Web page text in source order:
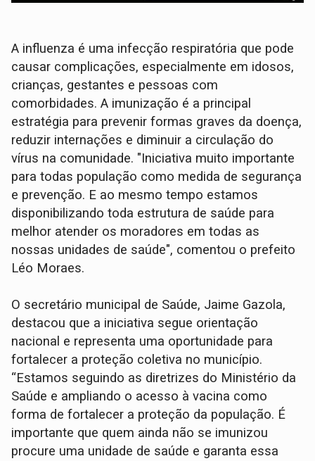
A influenza é uma infecção respiratória que pode
causar complicações, especialmente em idosos,
crianças, gestantes e pessoas com
comorbidades. A imunização é a principal
estratégia para prevenir formas graves da doença,
reduzir internações e diminuir a circulação do
vírus na comunidade. "Iniciativa muito importante
para todas população como medida de segurança
e prevenção. E ao mesmo tempo estamos
disponibilizando toda estrutura de saúde para
melhor atender os moradores em todas as
nossas unidades de saúde", comentou o prefeito
Léo Moraes.
O secretário municipal de Saúde, Jaime Gazola,
destacou que a iniciativa segue orientação
nacional e representa uma oportunidade para
fortalecer a proteção coletiva no município.
“Estamos seguindo as diretrizes do Ministério da
Saúde e ampliando o acesso à vacina como
forma de fortalecer a proteção da população. É
importante que quem ainda não se imunizou
procure uma unidade de saúde e garanta essa